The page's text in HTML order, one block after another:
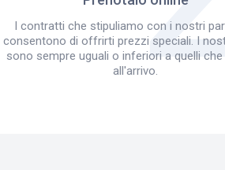
I contratti che stipuliamo con i nostri
consentono di offrirti prezzi speciali. I
sono sempre uguali o inferiori a quelli
all'arrivo.